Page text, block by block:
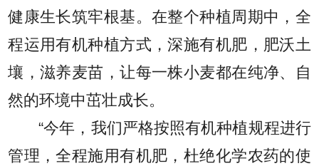
健康生长筑牢根基。在整个种植周期中，全
程运用有机种植方式，深施有机肥，肥沃土
壤，滋养麦苗，让每一株小麦都在纯净、自
然的环境中茁壮成长。
“今年，我们严格按照有机种植规程进行
管理，全程施用有机肥，杜绝化学农药的使